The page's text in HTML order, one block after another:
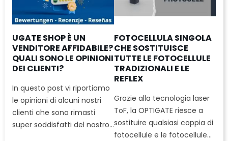
UGATE SHOP È UN
VENDITORE AFFIDABILE?
QUALI SONO LE OPINIONI
DEI CLIENTI?
In questo post vi riportiamo
le opinioni di alcuni nostri
clienti che sono rimasti
super soddisfatti del nostro...
FOTOCELLULA SINGOLA
CHE SOSTITUISCE
TUTTE LE FOTOCELLULE
TRADIZIONALI E LE
REFLEX
Grazie alla tecnologia laser
ToF, la OPTIGATE riesce a
sostituire qualsiasi coppia di
fotocellule e le fotocellule...